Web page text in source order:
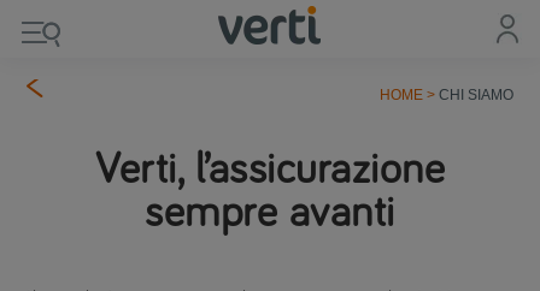
HOME> CHI SIAMO
Verti, l’assicurazione
sempre avanti